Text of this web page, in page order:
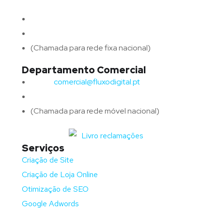
(Chamada para rede fixa nacional)
Departamento Comercial
comercial@fluxodigital.pt
(Chamada para rede móvel nacional)
Serviços
Criação de Site
Criação de Loja Online
Otimização de SEO
Google Adwords